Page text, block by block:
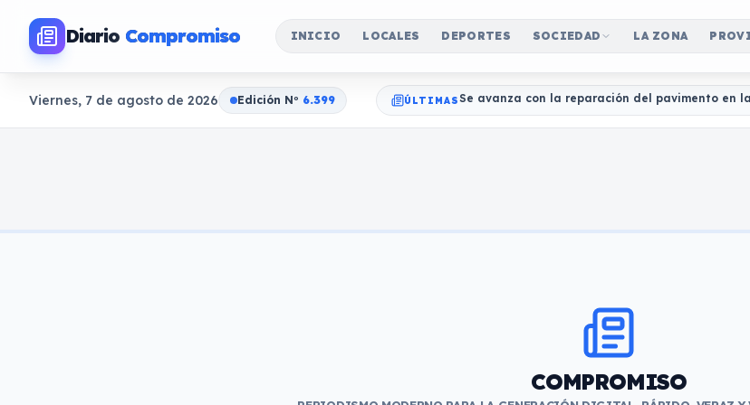
Diario Compromiso INICIO LOCALES DEPORTES SOCIEDAD LA ZONA
Viernes, 7 de agosto de 2026 Edición No 6.399 ÚLTIMASSe avanza con la reparación del pavimento en
COMPROMISO